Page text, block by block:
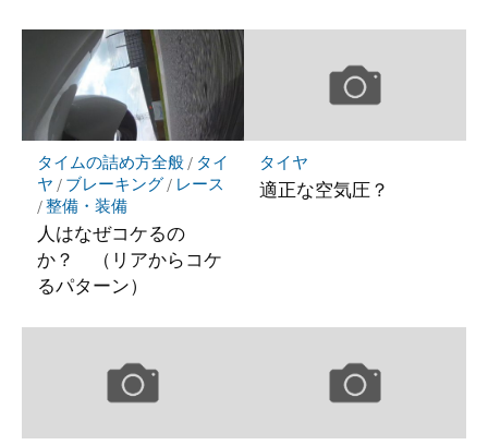
タイムの詰め方全般/ タイ
ヤ / ブレーキング/ レース
/整備・装備
人はなぜコケるの
か？ （リアからコケ
るパターン）
タイヤ
適正な空気圧？